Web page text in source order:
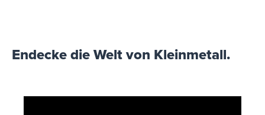
Endecke die Welt von Kleinmetall.